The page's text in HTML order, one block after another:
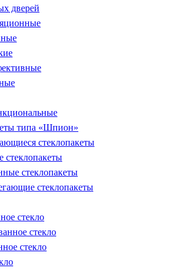
дверей
типа «Шпион»
стеклопакеты
стеклопакеты
стеклопакеты
стеклопакеты
стекло
стекло
стекло